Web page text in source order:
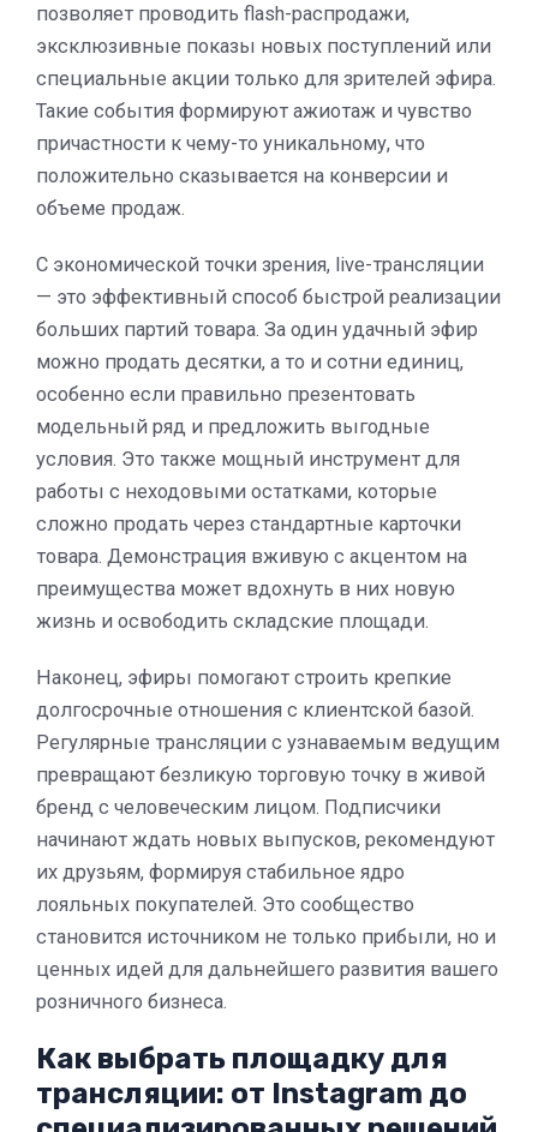
позволяет проводить flash-распродажи,
эксклюзивные показы новых поступлений или
специальные акции только для зрителей эфира.
Такие события формируют ажиотаж и чувство
причастности к чему-то уникальному, что
положительно сказывается на конверсии и
объеме продаж.
С экономической точки зрения, live-трансляции
— это эффективный способ быстрой реализации
больших партий товара. За один удачный эфир
можно продать десятки, а то и сотни единиц,
особенно если правильно презентовать
модельный ряд и предложить выгодные
условия. Это также мощный инструмент для
работы с неходовыми остатками, которые
сложно продать через стандартные карточки
товара. Демонстрация вживую с акцентом на
преимущества может вдохнуть в них новую
жизнь и освободить складские площади.
Наконец, эфиры помогают строить крепкие
долгосрочные отношения с клиентской базой.
Регулярные трансляции с узнаваемым ведущим
превращают безликую торговую точку в живой
бренд с человеческим лицом. Подписчики
начинают ждать новых выпусков, рекомендуют
их друзьям, формируя стабильное ядро
лояльных покупателей. Это сообщество
становится источником не только прибыли, но и
ценных идей для дальнейшего развития вашего
розничного бизнеса.
Как выбрать площадку для
трансляции: от Instagram до